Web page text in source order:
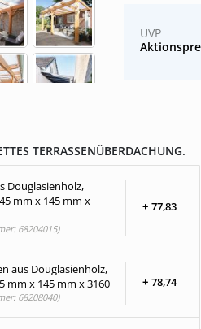
UVP
TERRASSENÜBERDACHUNG.
Douglasienholz,
mm x 145 mm x
+ 77,83
68204015)
aus Douglasienholz,
mm x 145 mm x 3160
+ 78,74
68208040)